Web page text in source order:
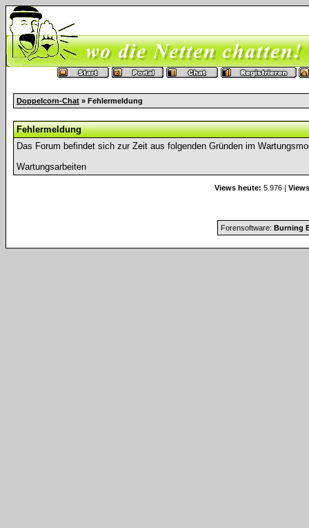
Doppelcorn-Chat » Fehlermeldung
Fehlermeldung
Das Forum befindet sich zur Zeit aus folgenden Gründen im
Wartungsarbeiten
Views heute: 5.976 |
Forensoftware: Burning